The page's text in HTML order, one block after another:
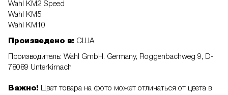
Wahl KM2 Speed
Wahl KM5
Wahl KM10
Произведено в: США
Производитель: Wahl GmbH. Germany, Roggenbachweg 9, D-
78089 Unterkirnach
Важно! Цвет товара на фото может отличаться от цвета в